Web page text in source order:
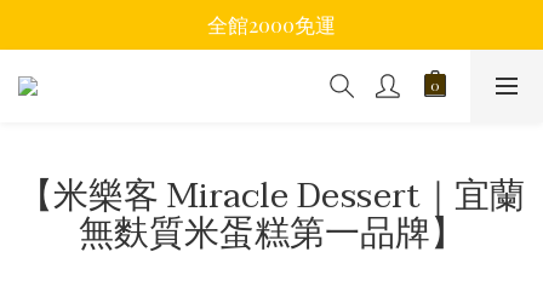
全館2000免運
【米樂客 Miracle Dessert｜宜蘭
無麩質米蛋糕第一品牌】